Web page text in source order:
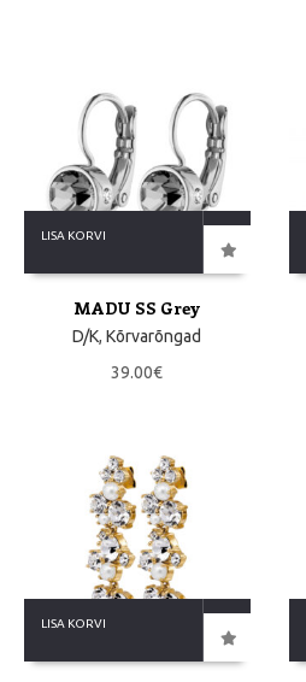
LISA KORVI
MADU SS Grey
D/K,Kõrvarõngad
39.00€
LISA KORVI